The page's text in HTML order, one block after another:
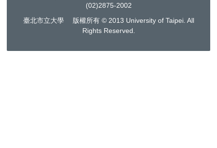
(02)2875-2002
臺北市立大學 版權所有 © 2013 University of Taipei. All
Rights Reserved.